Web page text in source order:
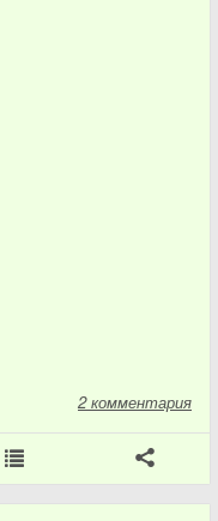
2 комментария